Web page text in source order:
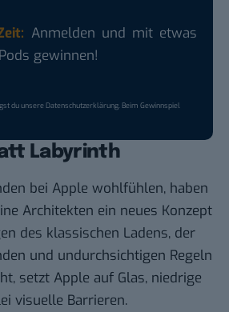
Anmelden und mit etwas
gewinnen!
du unsereDatenschutzerklärung. Beim Gewinnspiel
Labyrinth
bei Apple wohlfühlen, haben
Architekten ein neues Konzept
des klassischen Ladens, der
und undurchsichtigen Regeln
setzt Apple auf Glas, niedrige
visuelle Barrieren.